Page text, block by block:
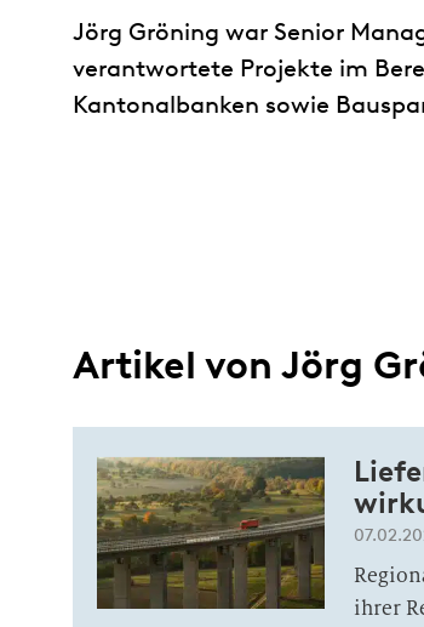
Jörg Gröning war Senior
verantwortete Projekte im
Kantonalbanken sowie
Artikel von Jörg
ihrer